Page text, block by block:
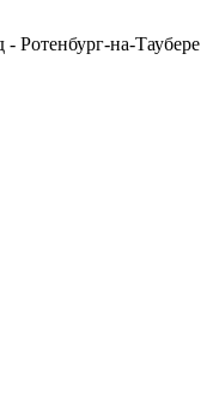
Ротенбург-на-Таубере